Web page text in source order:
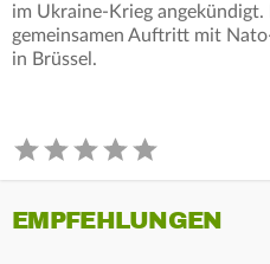
im Ukraine-Krieg angekündigt.
gemeinsamen Auftritt mit
in Brüssel.
EMPFEHLUNGEN